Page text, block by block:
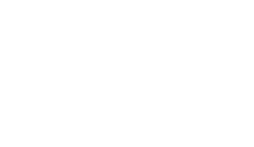
à la carte, několik barů, obchodní arkáda,